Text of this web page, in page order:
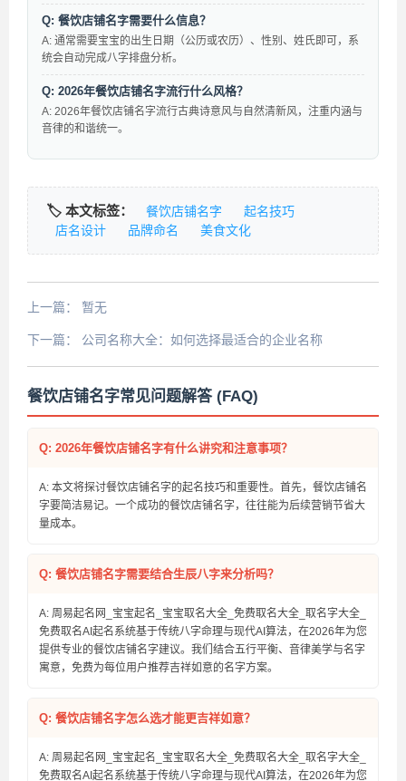
Q: 餐饮店铺名字需要什么信息？
A: 通常需要宝宝的出生日期（公历或农历）、性别、姓氏即可，系
统会自动完成八字排盘分析。
Q: 2026年餐饮店铺名字流行什么风格？
A: 2026年餐饮店铺名字流行古典诗意风与自然清新风，注重内涵与
音律的和谐统一。
🏷️ 本文标签： 餐饮店铺名字
起名技巧
店名设计
品牌命名 美食文化
上一篇： 暂无
下一篇： 公司名称大全：如何选择最适合的企业名称
餐饮店铺名字常见问题解答 (FAQ)
Q: 2026年餐饮店铺名字有什么讲究和注意事项？
A: 本文将探讨餐饮店铺名字的起名技巧和重要性。首先，餐饮店铺名
字要简洁易记。一个成功的餐饮店铺名字，往往能为后续营销节省大
量成本。
Q: 餐饮店铺名字需要结合生辰八字来分析吗？
A: 周易起名网_宝宝起名_宝宝取名大全_免费取名大全_取名字大全_
免费取名AI起名系统基于传统八字命理与现代AI算法，在2026年为您
提供专业的餐饮店铺名字建议。我们结合五行平衡、音律美学与名字
寓意，免费为每位用户推荐吉祥如意的名字方案。
Q: 餐饮店铺名字怎么选才能更吉祥如意？
A: 周易起名网_宝宝起名_宝宝取名大全_免费取名大全_取名字大全_
免费取名AI起名系统基于传统八字命理与现代AI算法，在2026年为您